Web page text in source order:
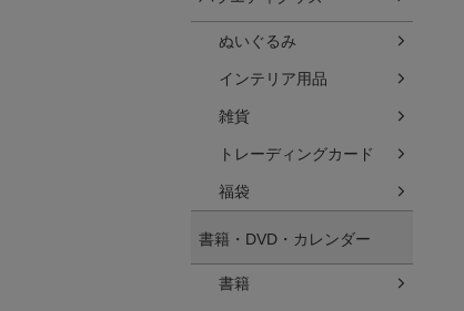
ぬいぐるみ
インテリア用品
雑貨
トレーディングカード
福袋
書籍・DVD・カレンダー
書籍